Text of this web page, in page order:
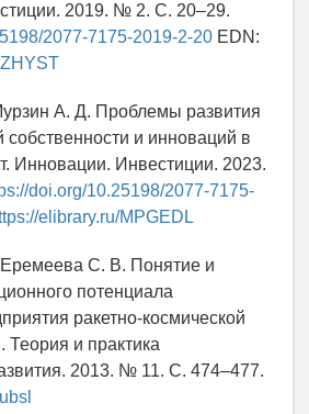
2019. № 2. С. 20–29.
2077-7175-2019-2-20 EDN:
А. Д. Проблемы развития
собственности и инноваций в
Инновации. Инвестиции. 2023.
doi.org/10.25198/2077-7175-
elibrary.ru/MPGEDL
С. В. Понятие и
потенциала
ракетно-космической
и практика
2013. № 11. С. 474–477.